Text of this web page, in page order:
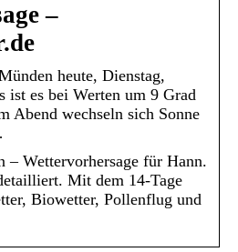
–
heute, Dienstag,
ist es bei Werten um 9 Grad
Abend wechseln sich Sonne
– Wettervorhersage für Hann.
Mit dem 14-Tage
Biowetter, Pollenflug und